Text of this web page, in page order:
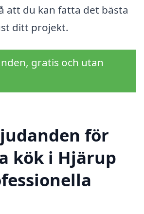
att du kan fatta det bästa
ditt projekt.
gratis och utan
för
kök i Hjärup